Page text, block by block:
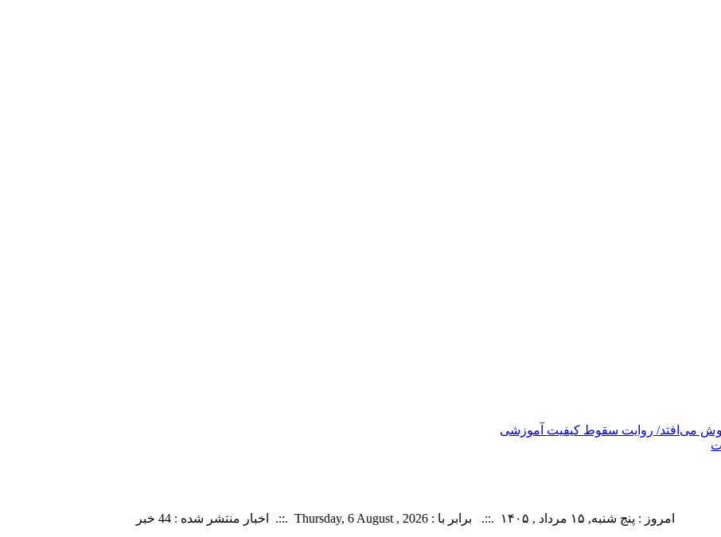
می‌افتد/ روایت سقوط کیفیت آموزشی
امروز : پنج شنبه, ۱۵ مرداد , ۱۴۰۵ .::. برابر با : Thursday, 6 August , 2026 .::. اخبار منتشر شده : 44 خبر